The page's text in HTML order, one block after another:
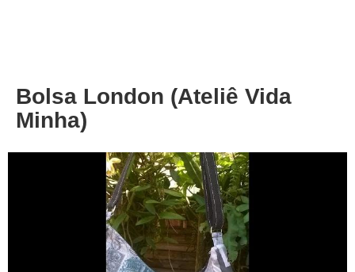
Bolsa London (Ateliê Vida
Minha)